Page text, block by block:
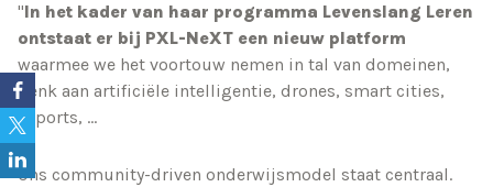
"In het kader van haar programma Levenslang Leren
ontstaat er bij PXL-NeXT een nieuw platform
waarmee we het voortouw nemen in tal van domeinen,
denk aan artificiële intelligentie, drones, smart cities,
esports, …
Ons community-driven onderwijsmodel staat centraal.